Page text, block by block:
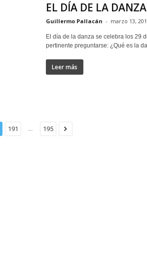
EL DÍA DE LA DANZA
Guillermo Pallacán - marzo 13,
El día de la danza se celebra los 29
pertinente preguntarse: ¿Qué es la
Leer más
191 ... 195